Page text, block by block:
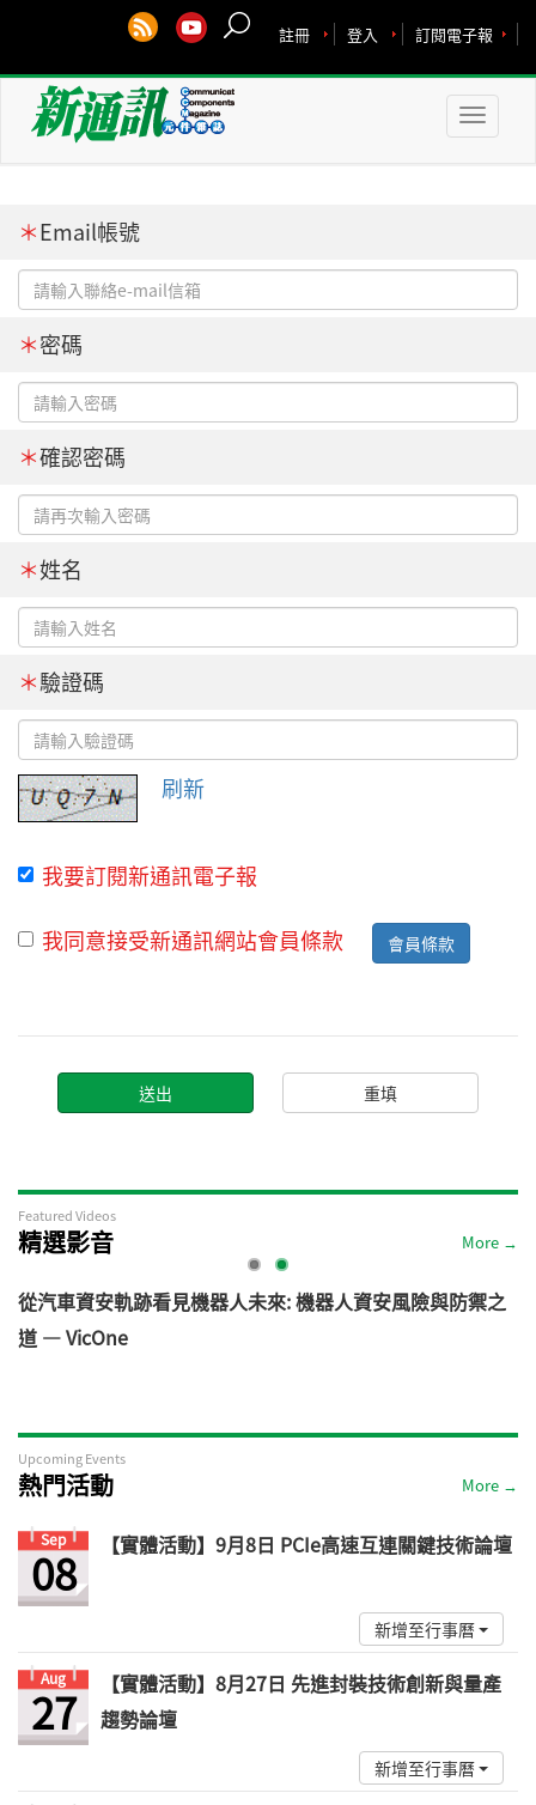
訂閱電子報
登入
註冊
Toggle
＊Email帳號
＊密碼
＊確認密碼
＊姓名
＊驗證碼
刷新
我要訂閱新通訊電子報
我同意接受新通訊網站會員條款
會員條款
Featured Videos
精選影音 More →
從汽車資安軌跡看見機器人未來: 機器人資安風險與防禦之
道 — VicOne
Upcoming Events
熱門活動 More →
Sep
08 【實體活動】9月8日 PCIe高速互連關鍵技術論壇
新增至行事曆
Aug
27
【實體活動】8月27日 先進封裝技術創新與量產
趨勢論壇
新增至行事曆